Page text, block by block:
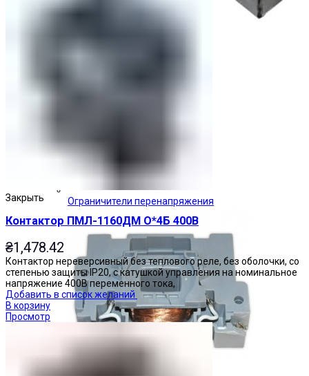
Ограничители перенапряжения
Закрыть
Контактор ПМЛ-1160ДМ О*4Б 400В
₴1,478.42
Контактор нереверсивный без теплового реле, без оболочки, со
степенью защиты IP20, с катушкой управления на номинальное
напряжение 400В переменного тока,
Добавить в список желаний
В корзину
Просмотр